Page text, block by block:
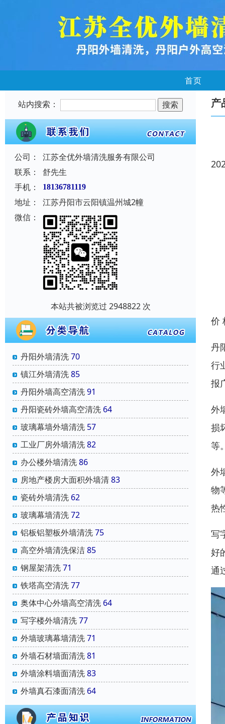
首页
站内搜索：
公司：
江苏全优外墙清洗服务有限公司
联系：
舒先生
手机：
18136781119
地址：
江苏丹阳市云阳镇温州城2幢
微信：
本站共被浏览过 2948822 次
丹阳外墙清洗70
镇江外墙清洗85
丹阳外墙高空清洗91
丹阳瓷砖外墙高空清洗 64
玻璃幕墙外墙清洗 57
工业厂房外墙清洗82
办公楼外墙清洗86
房地产楼房大面积外墙清83
瓷砖外墙清洗 62
玻璃幕墙清洗72
铝板铝塑板外墙清洗75
高空外墙清洗保洁85
钢屋架清洗71
铁塔高空清洗77
奥体中心外墙高空清洗 64
写字楼外墙清洗77
外墙玻璃幕墙清洗71
外墙石材墙面清洗81
外墙涂料墙面清洗83
外墙真石漆面清洗 64
产
价
丹
行
报
外
损
等
外
物
热
写
好
通